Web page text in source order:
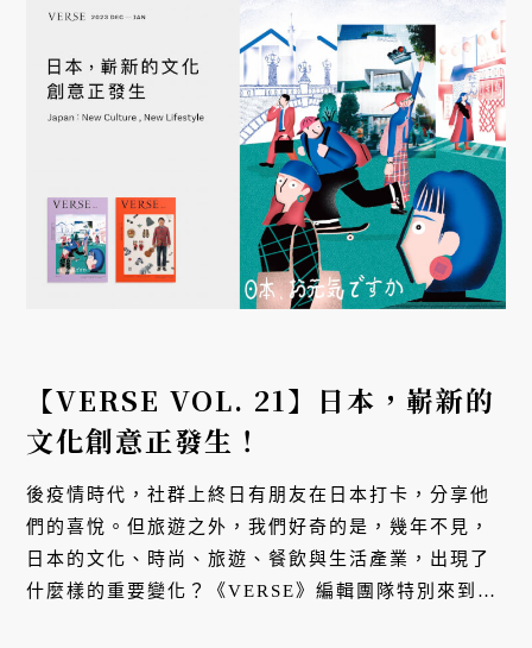
【VERSE VOL. 21】日本，嶄新的
文化創意正發生！
後疫情時代，社群上終日有朋友在日本打卡，分享他
們的喜悅。但旅遊之外，我們好奇的是，幾年不見，
日本的文化、時尚、旅遊、餐飲與生活產業，出現了
什麼樣的重要變化？《VERSE》編輯團隊特別來到日